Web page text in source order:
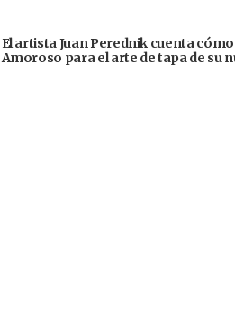
El artista Juan Perednik cuenta
Amoroso para el arte de tapa de su